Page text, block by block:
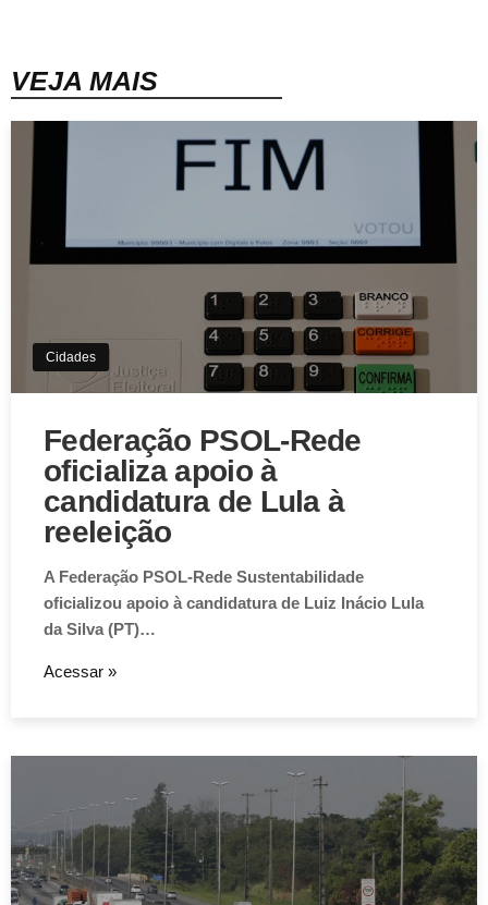
VEJA MAIS
Cidades
Federação PSOL-Rede
oficializa apoio à
candidatura de Lula à
reeleição
A Federação PSOL-Rede Sustentabilidade
oficializou apoio à candidatura de Luiz Inácio Lula
da Silva (PT)…
Acessar »